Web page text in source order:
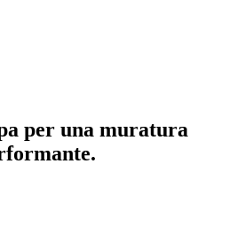
per una muratura
.